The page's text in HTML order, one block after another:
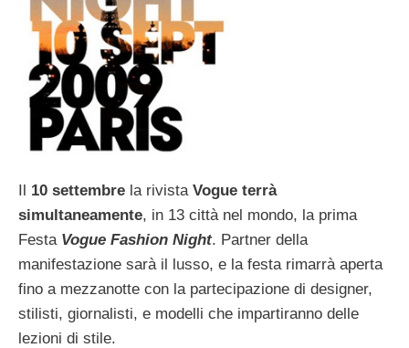
Il 10 settembre la rivista Vogue terrà
simultaneamente, in 13 città nel mondo, la prima
Festa Vogue Fashion Night. Partner della
manifestazione sarà il lusso, e la festa rimarrà aperta
fino a mezzanotte con la partecipazione di designer,
stilisti, giornalisti, e modelli che impartiranno delle
lezioni di stile.